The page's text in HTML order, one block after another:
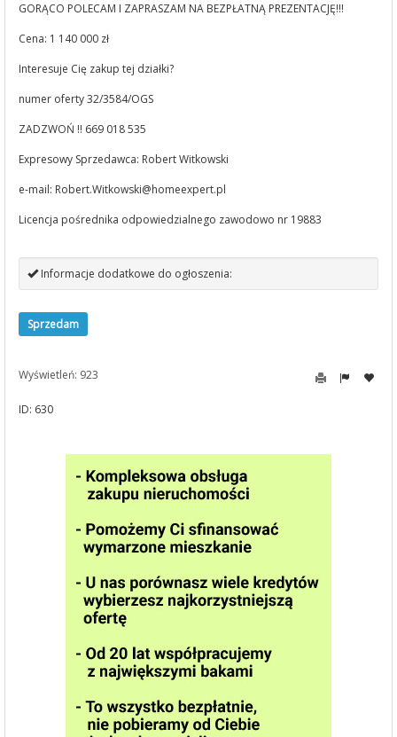
GORĄCO POLECAM I ZAPRASZAM NA BEZPŁATNĄ PREZENTACJĘ!!!
Cena: 1 140 000 zł
Interesuje Cię zakup tej działki?
numer oferty 32/3584/OGS
ZADZWOŃ !! 669 018 535
Expresowy Sprzedawca: Robert Witkowski
e-mail: Robert.Witkowski@homeexpert.pl
Licencja pośrednika odpowiedzialnego zawodowo nr 19883
Informacje dodatkowe do ogłoszenia:
Sprzedam
Wyświetleń: 923
ID: 630